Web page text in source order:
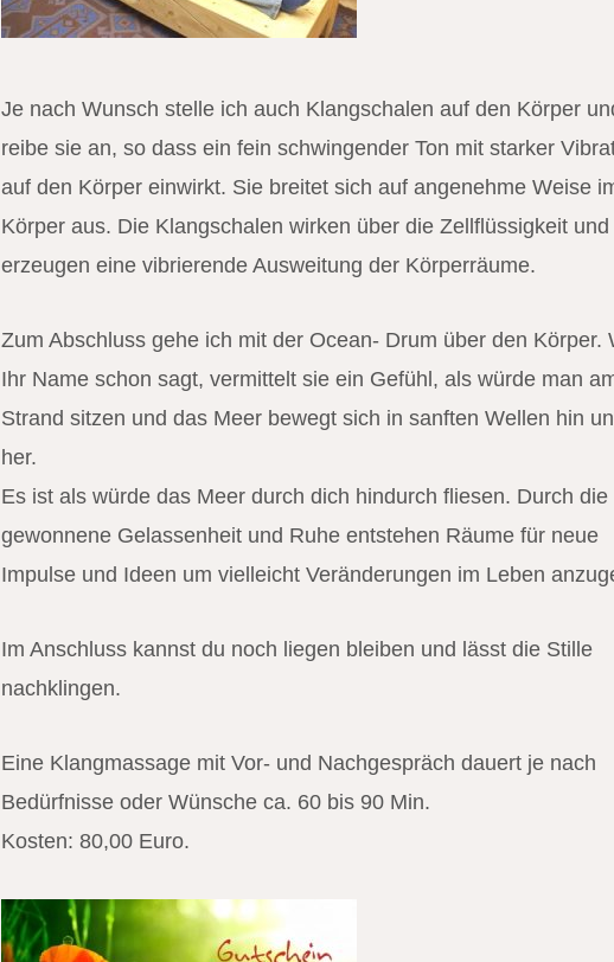
Je nach Wunsch stelle ich auch Klangschalen auf den Körper
reibe sie an, so dass ein fein schwingender Ton mit starker
auf den Körper einwirkt. Sie breitet sich auf angenehme Weise
Körper aus. Die Klangschalen wirken über die Zellflüssigkeit und
erzeugen eine vibrierende Ausweitung der Körperräume.
Zum Abschluss gehe ich mit der Ocean- Drum über den Körper.
Ihr Name schon sagt, vermittelt sie ein Gefühl, als würde man
Strand sitzen und das Meer bewegt sich in sanften Wellen hin
her.
Es ist als würde das Meer durch dich hindurch fliesen. Durch die
gewonnene Gelassenheit und Ruhe entstehen Räume für neue
Impulse und Ideen um vielleicht Veränderungen im Leben
Im Anschluss kannst du noch liegen bleiben und lässt die Stille
nachklingen.
Eine Klangmassage mit Vor- und Nachgespräch dauert je nach
Bedürfnisse oder Wünsche ca. 60 bis 90 Min.
Kosten: 80,00 Euro.